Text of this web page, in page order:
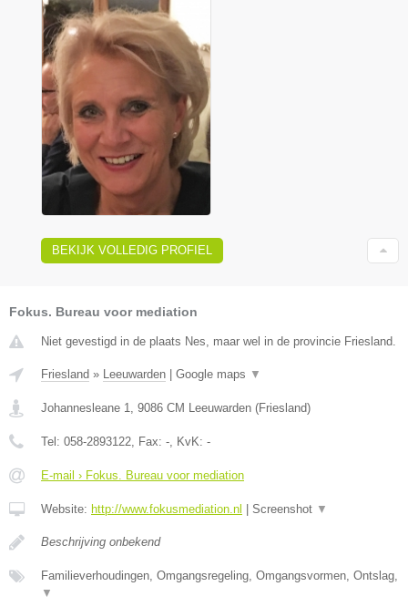
BEKIJK VOLLEDIG PROFIEL
Fokus. Bureau voor mediation
Niet gevestigd in de plaats Nes, maar wel in de provincie Friesland.
Friesland » Leeuwarden Google maps ▼
Johannesleane 1, 9086 CM Leeuwarden (Friesland)
Tel: 058-2893122, Fax: -, KvK: -
E-mail › Fokus. Bureau voor mediation
Website: http://www.fokusmediation.nl Screenshot ▼
Beschrijving onbekend
Familieverhoudingen, Omgangsregeling, Omgangsvormen, Ontslag,
▼